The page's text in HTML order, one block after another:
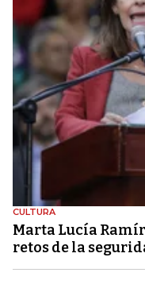
CULTURA
Marta Lucía
retos de la